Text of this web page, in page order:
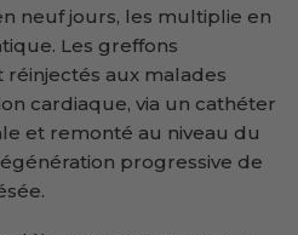
neuf jours, les multiplie en
Les greffons
aux malades
cardiaque, via un cathéter
et remonté au niveau du
progressive de